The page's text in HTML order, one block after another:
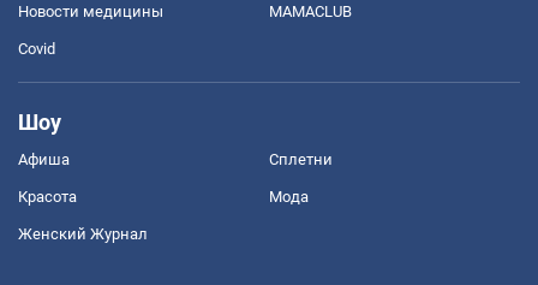
Новости медицины MAMACLUB
Covid
Шоу
Афиша Сплетни
Красота Мода
Женский Журнал